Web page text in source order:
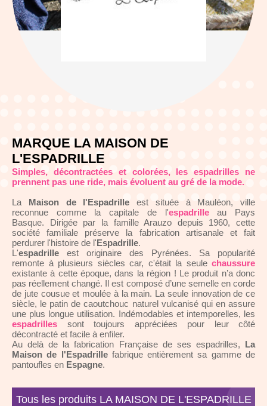
MARQUE LA MAISON DE
L'ESPADRILLE
Simples, décontractées et colorées, les espadrilles ne
prennent pas une ride, mais évoluent au gré de la mode.
La Maison de l'Espadrille est située à Mauléon, ville
reconnue comme la capitale de l'espadrilleau Pays
Basque. Dirigée par la famille Arauzo depuis 1960, cette
société familiale préserve la fabrication artisanale et fait
perdurer l'histoire de l'Espadrille.
L'espadrille est originaire des Pyrénées. Sa popularité
remonte à plusieurs siècles car, c'était la seule chaussure
existante à cette époque, dans la région ! Le produit n’a donc
pas réellement changé. Il est composé d’une semelle en corde
de jute cousue et moulée à la main. La seule innovation de ce
siècle, le patin de caoutchouc naturel vulcanisé qui en assure
une plus longue utilisation. Indémodables et intemporelles, les
espadrilles sont toujours appréciées pour leur côté
décontracté et facile à enfiler.
Au delà de la fabrication Française de ses espadrilles, La
Maison de l'Espadrillefabrique entièrement sa gamme de
pantoufles en Espagne.
Tous les produits LA MAISON DE L'ESPADRILLE